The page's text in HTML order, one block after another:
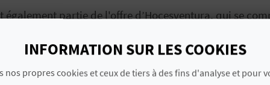
également partie de l'offre d’Hocesventura, qui se
l'odorat et le goût, vous pouvez vous inscrire à
d'Hocesventura vous pouvez adopter une
pour en savoir plus sur la récolte du miel.
INFORMATION SUR LES COOKIES
nos propres cookies et ceux de tiers à des fins d'analyse et pour